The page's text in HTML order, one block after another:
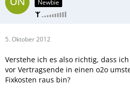
Newbie
5. Oktober 2012
Verstehe ich es also richtig, dass
vor Vertragsende in einen o2o
Fixkosten raus bin?